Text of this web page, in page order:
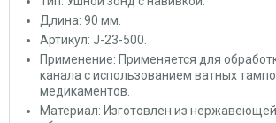
Длина: 90 мм.
Артикул: J-23-500.
Применение: Применяется для
канала с использованием ватных
медикаментов.
Материал: Изготовлен из нержавеющей